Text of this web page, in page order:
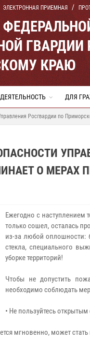
ЭЛЕКТРОННАЯ ПРИЕМНАЯ
КРАЮ
ДЕЯТЕЛЬНОСТЬ ДЛЯ
Росгвардии по
О МЕРАХ
Ежегодно с наступлением
только сошел, осталась
из-за любой оплошности:
стекла, специального
уборке территорий!
Чтобы не допустить
необходимо соблюдать
• Не пользуйтесь
мгновенно, может